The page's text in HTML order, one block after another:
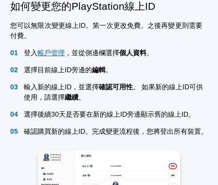
如何變更您的PlayStation線上ID
您可以無限次變更線上ID。第一次更改免費。之後再變更則需要
付費。
登入帳戶管理 ，並從側邊欄選擇個人資料。
選擇目前線上ID旁邊的編輯。
輸入新的線上ID，並選擇確認可用性。 如果新的線上ID可供
使用，請選擇繼續。
選擇後續30天是否要在新的線上ID旁邊顯示舊的線上ID。
確認購買新的線上ID。完成變更流程後，您將登出所有裝置。